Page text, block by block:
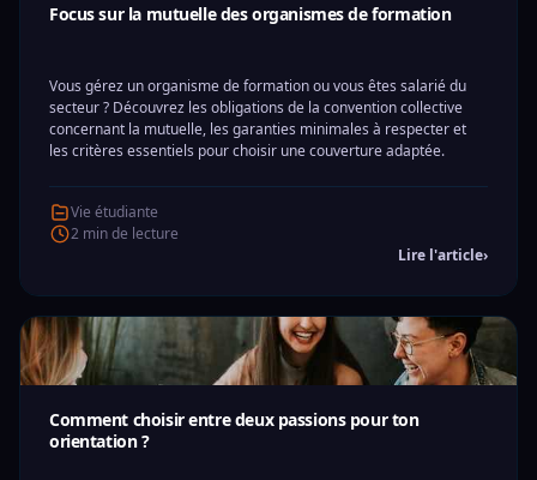
Focus sur la mutuelle des organismes de formation
Vous gérez un organisme de formation ou vous êtes salarié du
secteur ? Découvrez les obligations de la convention collective
concernant la mutuelle, les garanties minimales à respecter et
les critères essentiels pour choisir une couverture adaptée.
Vie étudiante
2 min de lecture
Lire l'article›
Comment choisir entre deux passions pour ton
orientation ?